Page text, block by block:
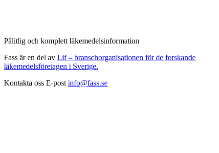
Pålitlig och komplett läkemedelsinformation
Fass är en del av Lif – branschorganisationen för de forskande
läkemedelsföretagen i Sverige.
Kontakta oss E-post info@fass.se